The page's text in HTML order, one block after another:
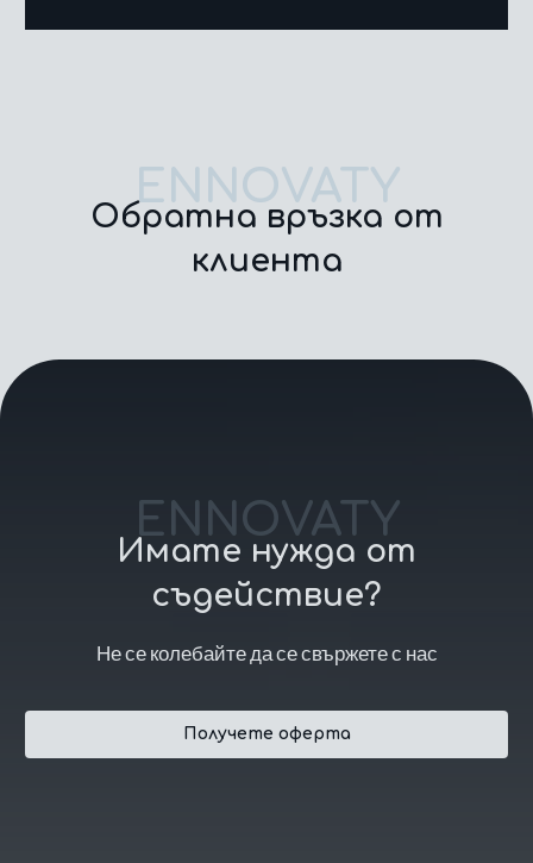
ENNOVATY
Обратна връзка от
клиента
ENNOVATY
Имате нужда от
съдействие?
Не се колебайте да се свържете с нас
Получете оферта